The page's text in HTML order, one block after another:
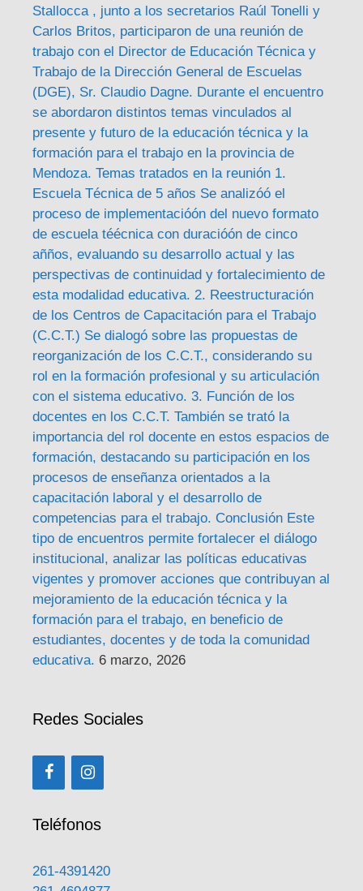
Stallocca , junto a los secretarios Raúl Tonelli y
Carlos Britos, participaron de una reunión de
trabajo con el Director de Educación Técnica y
Trabajo de la Dirección General de Escuelas
(DGE), Sr. Claudio Dagne. Durante el encuentro
se abordaron distintos temas vinculados al
presente y futuro de la educación técnica y la
formación para el trabajo en la provincia de
Mendoza. Temas tratados en la reunión 1.
Escuela Técnica de 5 años Se analizóó el
proceso de implementacióón del nuevo formato
de escuela téécnica con duracióón de cinco
añños, evaluando su desarrollo actual y las
perspectivas de continuidad y fortalecimiento de
esta modalidad educativa. 2. Reestructuración
de los Centros de Capacitación para el Trabajo
(C.C.T.) Se dialogó sobre las propuestas de
reorganización de los C.C.T., considerando su
rol en la formación profesional y su articulación
con el sistema educativo. 3. Función de los
docentes en los C.C.T. También se trató la
importancia del rol docente en estos espacios de
formación, destacando su participación en los
procesos de enseñanza orientados a la
capacitación laboral y el desarrollo de
competencias para el trabajo. Conclusión Este
tipo de encuentros permite fortalecer el diálogo
institucional, analizar las políticas educativas
vigentes y promover acciones que contribuyan al
mejoramiento de la educación técnica y la
formación para el trabajo, en beneficio de
estudiantes, docentes y de toda la comunidad
educativa. 6 marzo, 2026
Redes Sociales
Teléfonos
261-4391420